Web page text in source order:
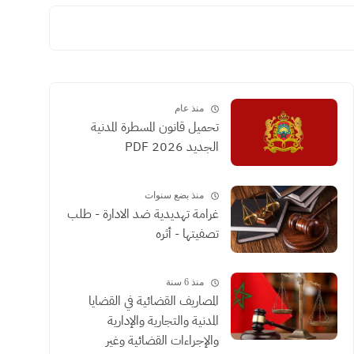
منذ عام
تحميل قانون المسطرة المدنية
الجديد 2026 PDF
منذ بضع سنوات
غرامة تهديدية ضد الادارة - طلب
تصفيتها - أثره
منذ 6 سنة
المصاريف القضائية في القضايا
المدنية والتجارية والإدارية
والإجراءات القضائية وغير